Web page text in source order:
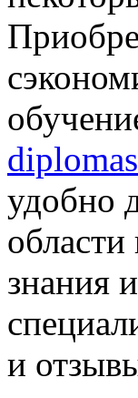
удобно
знания
и